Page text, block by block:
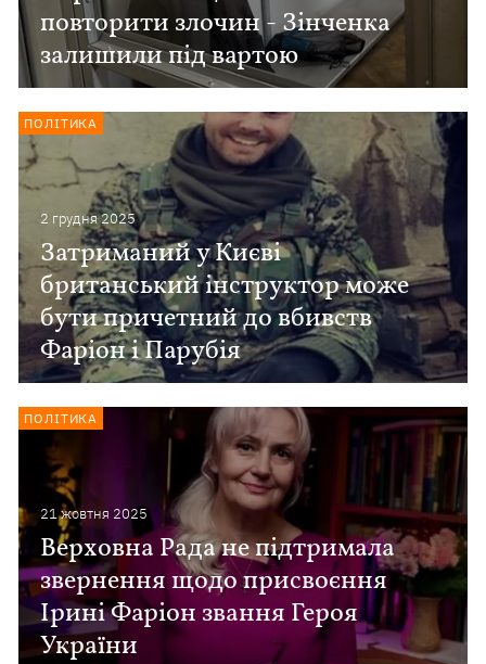
повторити злочин - Зінченка
залишили під вартою
2 грудня 2025
Затриманий у Києві
британський інструктор може
бути причетний до вбивств
Фаріон і Парубія
ПОЛІТИКА
21 жовтня 2025
Верховна Рада не підтримала
звернення щодо присвоєння
Ірині Фаріон звання Героя
України
ПОЛІТИКА